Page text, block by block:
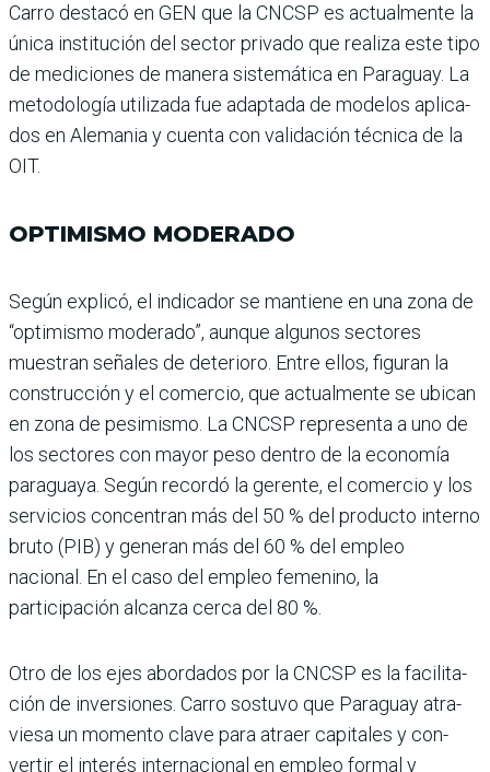
Carro destacó en GEN que la CNCSP es actualmente la
única institución del sector privado que realiza este tipo
de mediciones de manera sistemática en Paraguay. La
metodología utilizada fue adaptada de modelos aplica­
dos en Alemania y cuenta con validación técnica de la
OIT.
OPTIMISMO MODERADO
Según explicó, el indicador se mantiene en una zona de
“optimismo moderado”, aunque algunos sectores
muestran señales de dete­rioro. Entre ellos, figuran la
construcción y el comercio, que actualmente se ubi­can
en zona de pesimismo. La CNCSP representa a uno de
los sectores con mayor peso dentro de la economía
paraguaya. Según recordó la gerente, el comercio y los
ser­vicios concentran más del 50 % del producto interno
bruto (PIB) y generan más del 60 % del empleo
nacional. En el caso del empleo femenino, la
participación alcanza cerca del 80 %.
Otro de los ejes abordados por la CNCSP es la facilita­
ción de inversiones. Carro sostuvo que Paraguay atra­
viesa un momento clave para atraer capitales y con­
vertir el interés interna­cional en empleo formal y